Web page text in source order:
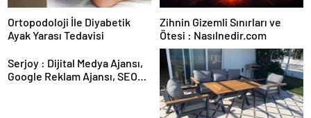
Ortopodoloji İle Diyabetik
Ayak Yarası Tedavisi
Zihnin Gizemli Sınırları ve
Ötesi : Nasılnedir.com
Serjoy : Dijital Medya Ajansı,
Google Reklam Ajansı, SEO